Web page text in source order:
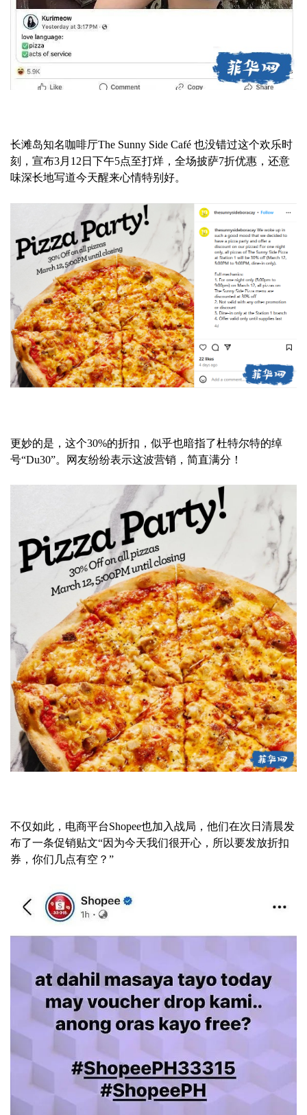
长滩岛知名咖啡厅The Sunny Side Café 也没错过这个欢乐时
刻，宣布3月12日下午5点至打烊，全场披萨7折优惠，还意
味深长地写道今天醒来心情特别好。
更妙的是，这个30%的折扣，似乎也暗指了杜特尔特的绰
号“Du30”。网友纷纷表示这波营销，简直满分！
不仅如此，电商平台Shopee也加入战局，他们在次日清晨发
布了一条促销贴文“因为今天我们很开心，所以要发放折扣
券，你们几点有空？”